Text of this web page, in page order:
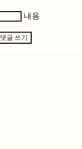
내용
댓글 쓰기